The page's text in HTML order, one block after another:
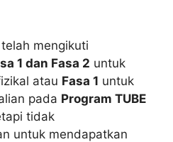
mengikuti
1 dan Fasa 2 untuk
atau Fasa 1 untuk
pada Program TUBE
tidak
untuk mendapatkan